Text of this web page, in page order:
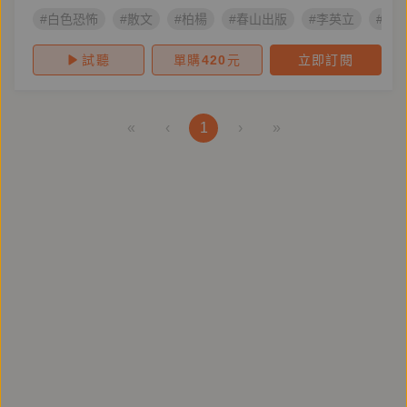
#白色恐怖 #散文 #柏楊 #春山出版 #李英立 #蕭
試聽 單購420 元 立即訂閱
« ‹ 1 › »